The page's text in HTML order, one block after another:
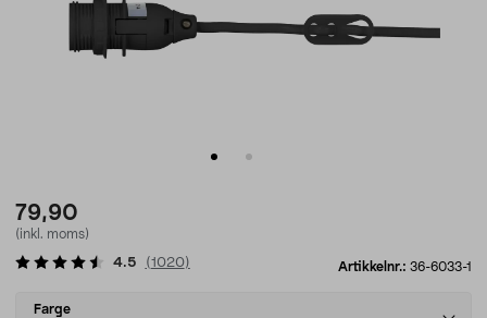
79,90
(inkl. moms)
Artikkelnr.: 36-6033-1
4.5 (1020)
Select
Farge